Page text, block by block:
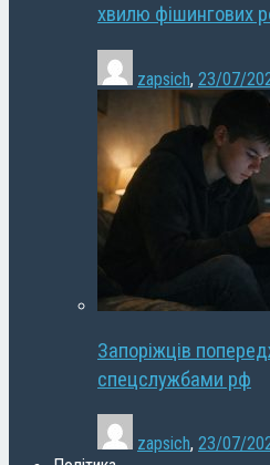
хвилю фішингових
zapsich, 23/07/
Запоріжців
спецслужбами рф
zapsich, 23/07/